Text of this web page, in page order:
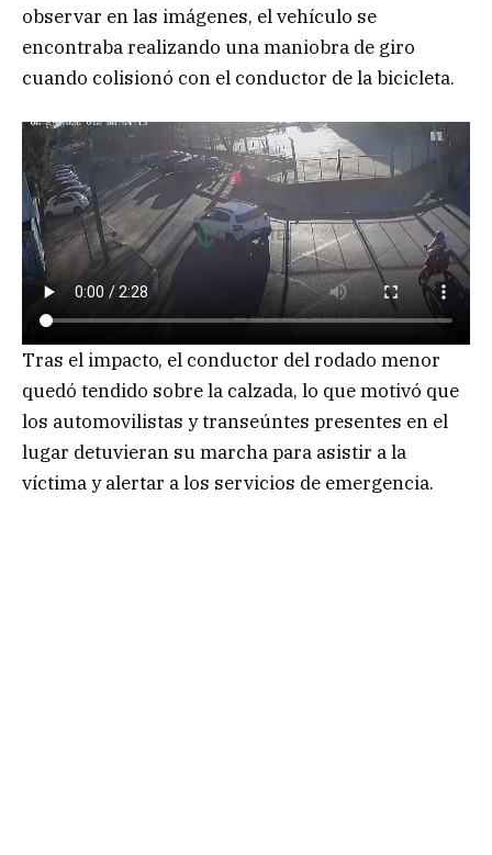
observar en las imágenes, el vehículo se
encontraba realizando una maniobra de giro
cuando colisionó con el conductor de la bicicleta.
Tras el impacto, el conductor del rodado menor
quedó tendido sobre la calzada, lo que motivó que
los automovilistas y transeúntes presentes en el
lugar detuvieran su marcha para asistir a la
víctima y alertar a los servicios de emergencia.